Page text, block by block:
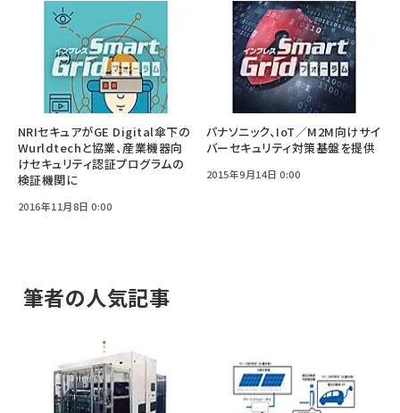
NRIセキュアがGE Digital傘下の
Wurldtechと協業、産業機器向
けセキュリティ認証プログラムの
検証機関に
2016年11月8日 0:00
パナソニック、IoT／M2M向けサイ
バーセキュリティ対策基盤を提供
2015年9月14日 0:00
筆者の人気記事